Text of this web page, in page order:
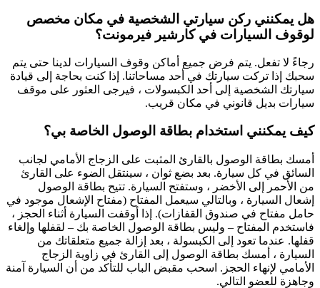
هل يمكنني ركن سيارتي الشخصية في مكان مخصص
لوقوف السيارات في كارشير فيرمونت؟
رجاءً لا تفعل. يتم فرض جميع أماكن وقوف السيارات لدينا حتى يتم
سحبك إذا تركت سيارتك في أحد مساحاتنا. إذا كنت بحاجة إلى قيادة
سيارتك الشخصية إلى أحد الكبسولات ، فيرجى العثور على موقف
سيارات بديل قانوني في مكان قريب.
كيف يمكنني استخدام بطاقة الوصول الخاصة بي؟
أمسك بطاقة الوصول بالقارئ المثبت على الزجاج الأمامي لجانب
السائق في كل سيارة. بعد بضع ثوان ، سينتقل الضوء على القارئ
من الأحمر إلى الأخضر ، وستفتح السيارة. تتيح بطاقة الوصول
إشعال السيارة ، وبالتالي سيعمل المفتاح (مفتاح الإشعال موجود في
حامل مفتاح في صندوق القفازات). إذا أوقفت السيارة أثناء الحجز ،
فاستخدم المفتاح – وليس بطاقة الوصول الخاصة بك – لقفلها وإلغاء
قفلها. عندما تعود إلى الكبسولة ، بعد إزالة جميع متعلقاتك من
السيارة ، أمسك بطاقة الوصول إلى القارئ في زاوية الزجاج
الأمامي لإنهاء الحجز. اسحب مقبض الباب للتأكد من أن السيارة آمنة
وجاهزة للعضو التالي.